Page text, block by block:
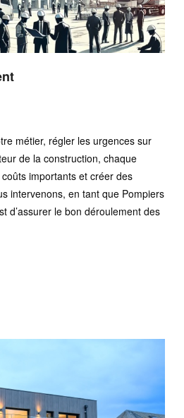
métier, régler les urgences sur
de la construction, chaque
importants et créer des
intervenons, en tant que Pompiers
d’assurer le bon déroulement des